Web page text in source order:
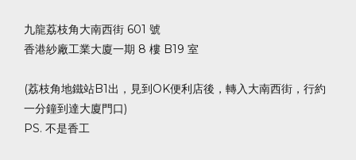
九龍荔枝角大南西街 601 號
香港紗廠工業大廈一期 8 樓 B19 室
(荔枝角地鐵站B1出，見到OK便利店後，轉入大南西街，行約
一分鐘到達大廈門口)
PS. 不是香工